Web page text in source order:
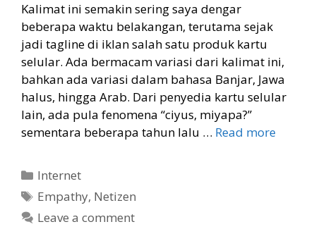
Kalimat ini semakin sering saya dengar
beberapa waktu belakangan, terutama sejak
jadi tagline di iklan salah satu produk kartu
selular. Ada bermacam variasi dari kalimat ini,
bahkan ada variasi dalam bahasa Banjar, Jawa
halus, hingga Arab. Dari penyedia kartu selular
lain, ada pula fenomena “ciyus, miyapa?”
sementara beberapa tahun lalu … Read more
Categories
Internet
Tags
Empathy, Netizen
Leave a comment